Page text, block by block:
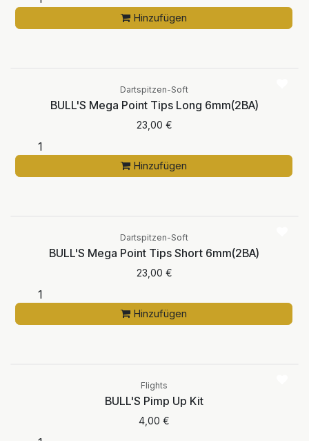
Hinzufügen
Dartspitzen-Soft
BULL'S Mega Point Tips Long 6mm(2BA)
23,00 €
Hinzufügen
Dartspitzen-Soft
BULL'S Mega Point Tips Short 6mm(2BA)
23,00 €
Hinzufügen
Flights
BULL'S Pimp Up Kit
4,00 €